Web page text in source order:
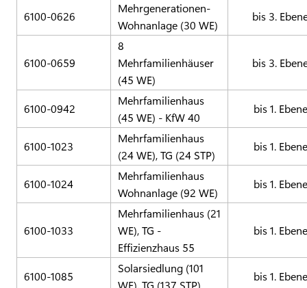
6100-0626
Mehrgenerationen-
Wohnanlage (30 WE)
bis 3.
6100-0659
8
Mehrfamilienhäuser
(45 WE)
bis 3.
6100-0942
Mehrfamilienhaus
(45 WE) - KfW 40
bis 1. Ebene
6100-1023
Mehrfamilienhaus
(24 WE), TG (24 STP)
bis 1. Ebene
6100-1024
Mehrfamilienhaus
Wohnanlage (92 WE)
bis 1. Ebene
6100-1033
Mehrfamilienhaus (21
WE), TG -
Effizienzhaus 55
bis 1. Ebene
6100-1085
Solarsiedlung (101
WE), TG (137 STP)
bis 1. Ebene